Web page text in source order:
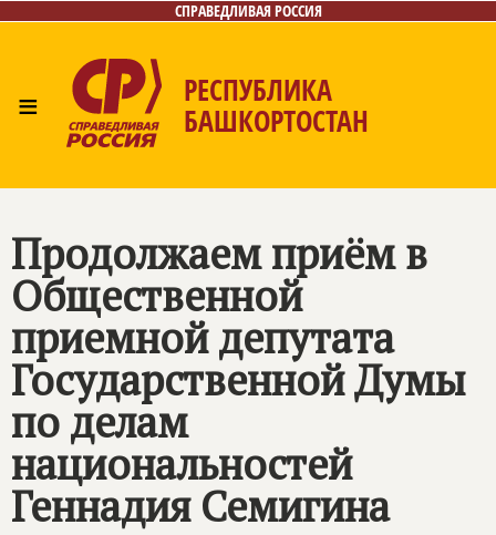
СПРАВЕДЛИВАЯ РОССИЯ
≡ РЕСПУБЛИКА
БАШКОРТОСТАН
Продолжаем приём в
Общественной
приемной депутата
Государственной Думы
по делам
национальностей
Геннадия Семигина